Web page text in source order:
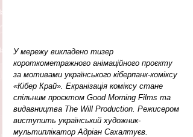
У мережу викладено тизер
короткометражного анімаційного проєкту
за мотивами українського кіберпанк-коміксу
«Кібер Край». Екранізація коміксу стане
спільним проєктом Good Morning Films та
видавництва The Will Production. Режисером
виступить український художник-
мультиплікатор Адріан Сахалтуєв.